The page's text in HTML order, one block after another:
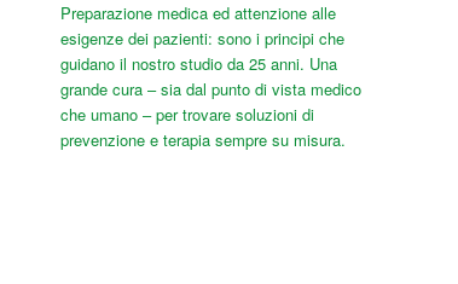
Preparazione medica ed attenzione alle
esigenze dei pazienti: sono i principi che
guidano il nostro studio da 25 anni. Una
grande cura – sia dal punto di vista medico
che umano – per trovare soluzioni di
prevenzione e terapia sempre su misura.